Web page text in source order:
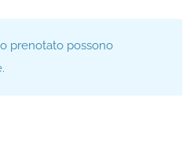
prenotato possono